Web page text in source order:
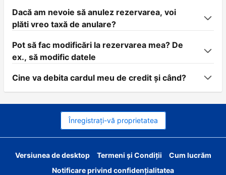
Dacă am nevoie să anulez rezervarea, voi
plăti vreo taxă de anulare?
Pot să fac modificări la rezervarea mea? De
ex., să modific datele
Cine va debita cardul meu de credit şi când?
Înregistrați-vă proprietatea
Versiunea de desktop Termeni și Condiții
Cum lucrăm
Notificare privind confidențialitatea